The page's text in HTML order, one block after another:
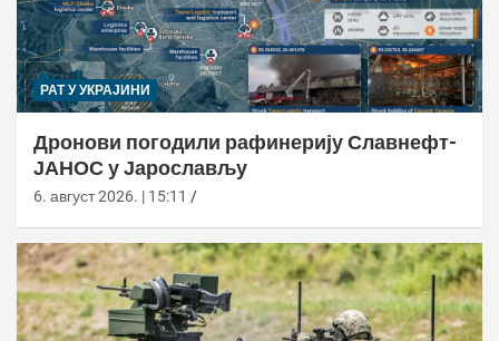
РАТ У УКРАЈИНИ
Дронови погодили рафинерију Славнефт-
ЈАНОС у Јарослављу
6. август 2026. | 15:11